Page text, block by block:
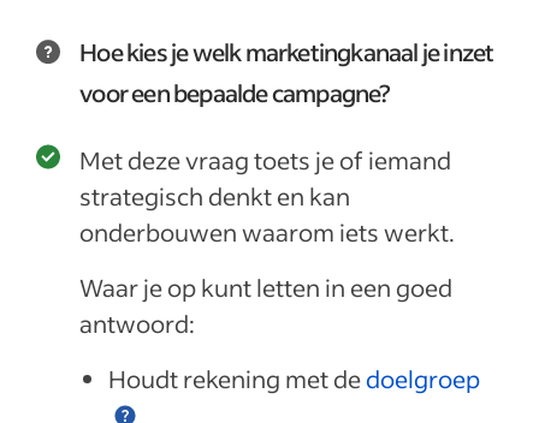
Hoe kies je welk marketingkanaal je inzet
voor een bepaalde campagne?
Met deze vraag toets je of iemand
strategisch denkt en kan
onderbouwen waarom iets werkt.
Waar je op kunt letten in een goed
antwoord:
Houdt rekening met dedoelgroep